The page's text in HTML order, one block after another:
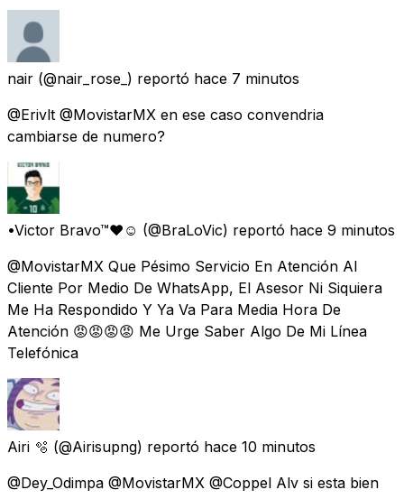
nair (@nair_rose_) reportó hace 7 minutos
@Erivlt @MovistarMX en ese caso convendria
cambiarse de numero?
•Victor Bravo™♥☺ (@BraLoVic) reportó hace 9 minutos
@MovistarMX Que Pésimo Servicio En Atención Al
Cliente Por Medio De WhatsApp, El Asesor Ni Siquiera
Me Ha Respondido Y Ya Va Para Media Hora De
Atención 😡😡😡😡 Me Urge Saber Algo De Mi Línea
Telefónica
Airi 🫧 (@Airisupng) reportó hace 10 minutos
@Dey_Odimpa @MovistarMX @Coppel Alv si esta bien